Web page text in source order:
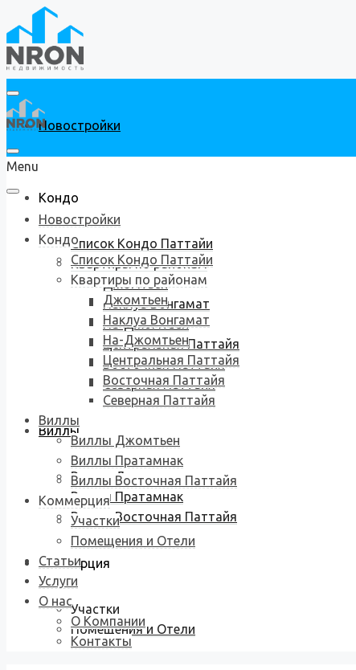
Новостройки
Кондо
Список Кондо Паттайи
Квартиры по районам
Джомтьен
Наклуа Вонгамат
На-Джомтьен
Центральная Паттайя
Восточная Паттайя
Северная Паттайя
Виллы
Виллы Джомтьен
Виллы Пратамнак
Виллы Восточная Паттайя
Коммерция
Участки
Помещения и Отели
Menu
Новостройки
Кондо
Список Кондо Паттайи
Квартиры по районам
Джомтьен
Наклуа Вонгамат
На-Джомтьен
Центральная Паттайя
Восточная Паттайя
Северная Паттайя
Виллы
Виллы Джомтьен
Виллы Пратамнак
Виллы Восточная Паттайя
Коммерция
Участки
Помещения и Отели
Статьи
Услуги
О нас
О Компании
Контакты